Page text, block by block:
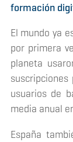
formación
El mundo ya
por primera
planeta
usuarios de
media anual
España